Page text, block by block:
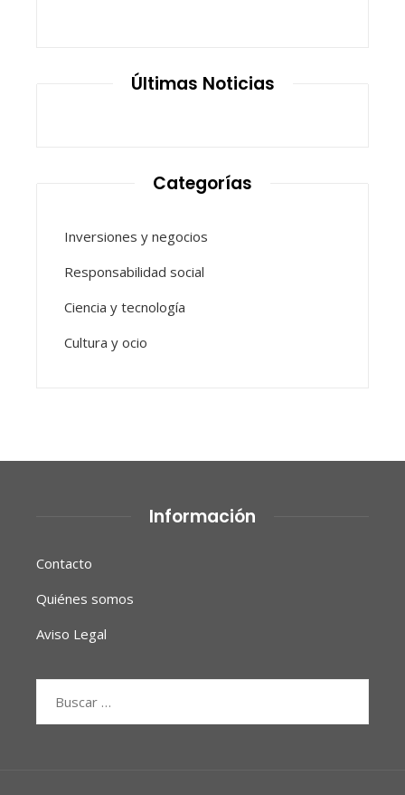
Últimas Noticias
Categorías
Inversiones y negocios
Responsabilidad social
Ciencia y tecnología
Cultura y ocio
Información
Contacto
Quiénes somos
Aviso Legal